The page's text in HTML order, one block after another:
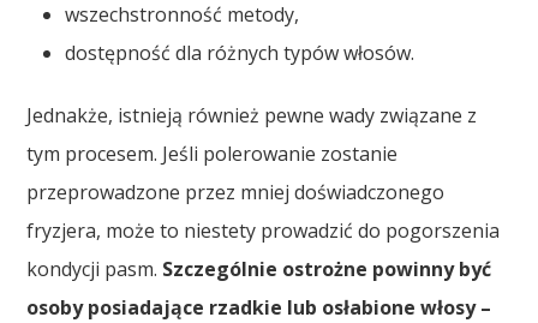
wszechstronność metody,
dostępność dla różnych typów włosów.
Jednakże, istnieją również pewne wady związane z
tym procesem. Jeśli polerowanie zostanie
przeprowadzone przez mniej doświadczonego
fryzjera, może to niestety prowadzić do pogorszenia
kondycji pasm. Szczególnie ostrożne powinny być
osoby posiadające rzadkie lub osłabione włosy –